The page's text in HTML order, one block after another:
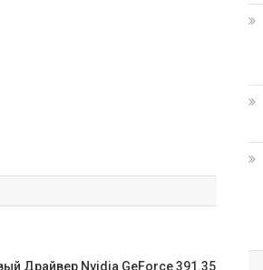
Драйвер Nvidia GeForce 391.35